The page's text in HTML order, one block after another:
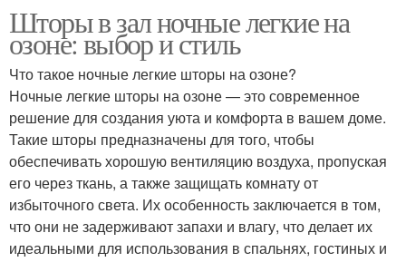
Шторы в зал ночные легкие на
озоне: выбор и стиль
Что такое ночные легкие шторы на озоне?
Ночные легкие шторы на озоне — это современное
решение для создания уюта и комфорта в вашем доме.
Такие шторы предназначены для того, чтобы
обеспечивать хорошую вентиляцию воздуха, пропуская
его через ткань, а также защищать комнату от
избыточного света. Их особенность заключается в том,
что они не задерживают запахи и влагу, что делает их
идеальными для использования в спальнях, гостиных и